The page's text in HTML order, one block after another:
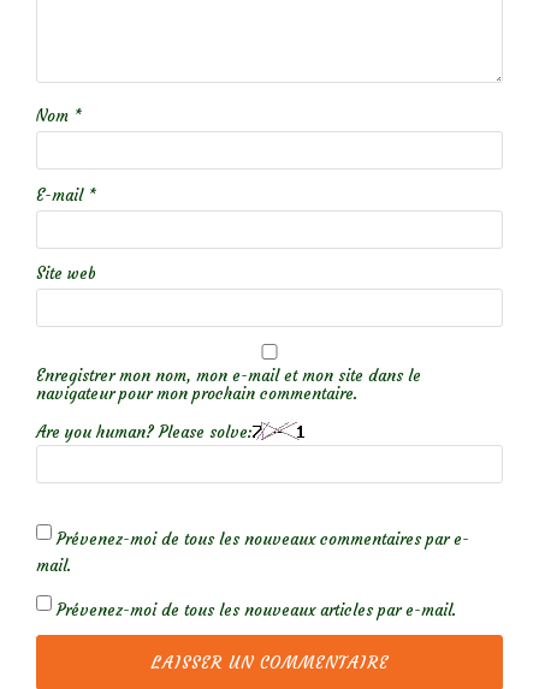
Nom *
E-mail *
Site web
Enregistrer mon nom, mon e-mail et mon site dans le
navigateur pour mon prochain commentaire.
Are you human? Please solve:
Prévenez-moi de tous les nouveaux commentaires par e-
mail.
Prévenez-moi de tous les nouveaux articles par e-mail.